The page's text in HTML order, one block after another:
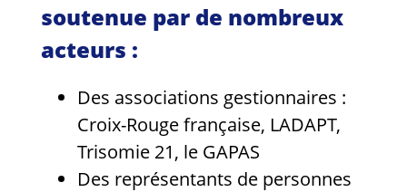
soutenue par de nombreux
acteurs :
Des associations gestionnaires :
Croix-Rouge française, LADAPT,
Trisomie 21, le GAPAS
Des représentants de personnes